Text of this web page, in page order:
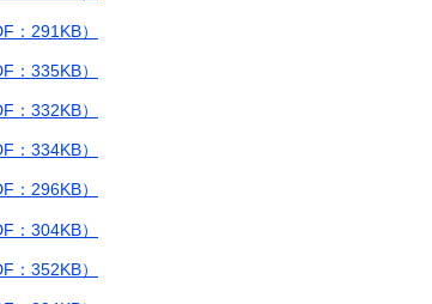
：291KB）
：335KB）
：332KB）
：334KB）
：296KB）
：304KB）
：352KB）